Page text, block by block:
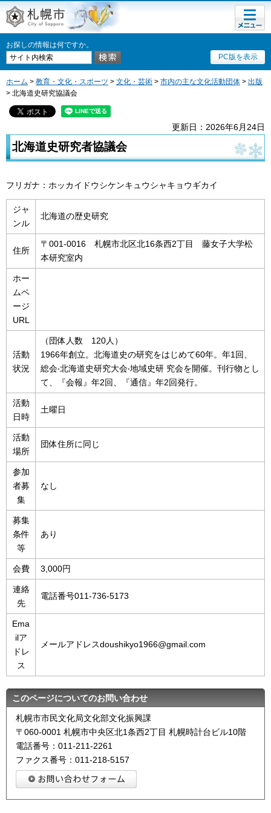
札幌市
お探しの情報は何ですか。
PC版を表示
メニュ
ー
ホーム > 教育・文化・スポーツ > 文化・芸術 > 市内の主な文化活動団体 > 出版
> 北海道史研究協議会
更新日：2026年6月24日
北海道史研究者協議会
フリガナ：ホッカイドウシケンキュウシャキョウギカイ
ジャ
ンル
北海道の歴史研究
住所
〒001-0016 札幌市北区北16条西2丁目 藤女子大学松
本研究室内
ホー
ムペ
ージ
URL
活動
状況
（団体人数 120人）
1966年創⽴。北海道史の研究をはじめて60年。年1回、
総会‧北海道史研究⼤会‧地域史研 究会を開催。刊⾏物とし
て、『会報』年2回、『通信』年2回発⾏。
活動
日時
土曜日
活動
場所
団体住所に同じ
参加
者募
集
なし
募集
条件
等
あり
会費 3,000円
連絡
先
電話番号011-736-5173
Ema
ilア
ドレ
ス
メールアドレスdoushikyo1966@gmail.com
このページについてのお問い合わせ
札幌市市民文化局文化部文化振興課
〒060-0001 札幌市中央区北1条西2丁目 札幌時計台ビル10階
電話番号：011-211-2261
ファクス番号：011-218-5157